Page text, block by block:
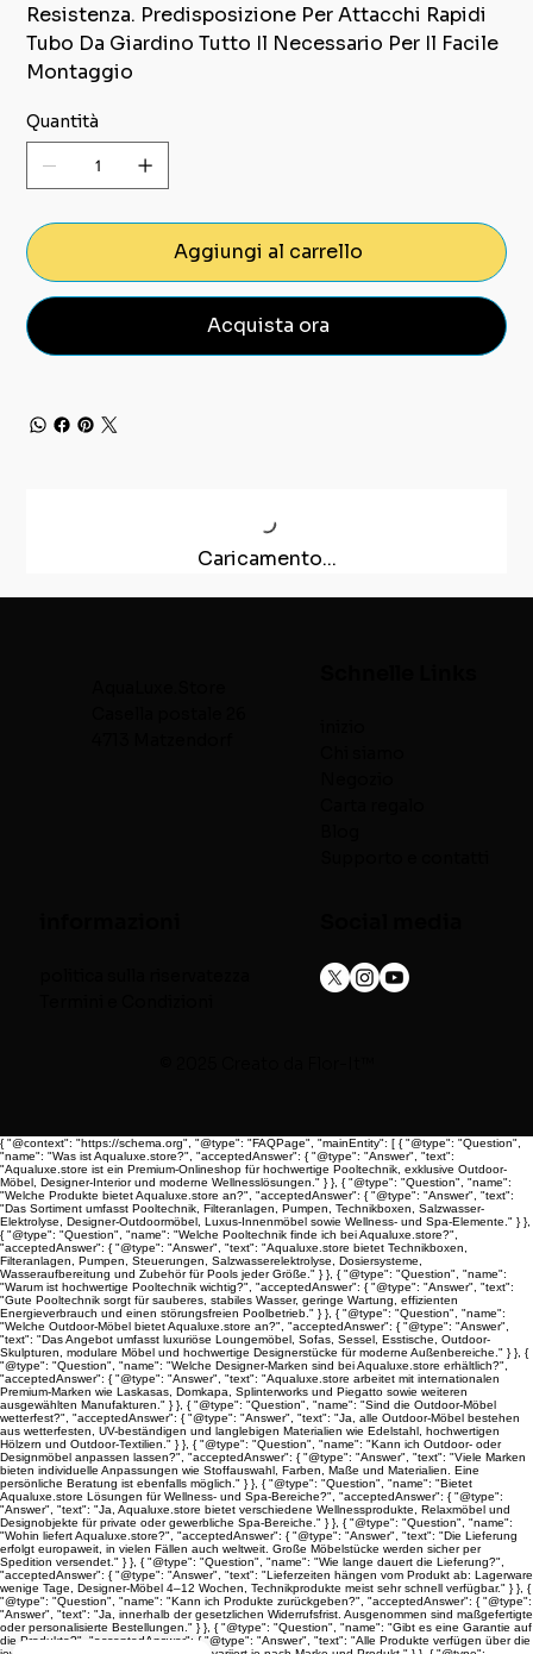
Resistenza. Predisposizione Per Attacchi Rapidi
Tubo Da Giardino Tutto Il Necessario Per Il Facile
Montaggio
Quantità
Aggiungi al carrello
Acquista ora
Caricamento...
{ "@context": "https://schema.org", "@type": "FAQPage", "mainEntity": [ { "@type": "Question",
"name": "Was ist Aqualuxe.store?", "acceptedAnswer": { "@type": "Answer", "text":
"Aqualuxe.store ist ein Premium-Onlineshop für hochwertige Pooltechnik, exklusive Outdoor-
Möbel, Designer-Interior und moderne Wellnesslösungen." } }, { "@type": "Question", "name":
"Welche Produkte bietet Aqualuxe.store an?", "acceptedAnswer": { "@type": "Answer", "text":
"Das Sortiment umfasst Pooltechnik, Filteranlagen, Pumpen, Technikboxen, Salzwasser-
Elektrolyse, Designer-Outdoormöbel, Luxus-Innenmöbel sowie Wellness- und Spa-Elemente." } },
{ "@type": "Question", "name": "Welche Pooltechnik finde ich bei Aqualuxe.store?",
"acceptedAnswer": { "@type": "Answer", "text": "Aqualuxe.store bietet Technikboxen,
Filteranlagen, Pumpen, Steuerungen, Salzwasserelektrolyse, Dosiersysteme,
Wasseraufbereitung und Zubehör für Pools jeder Größe." } }, { "@type": "Question", "name":
"Warum ist hochwertige Pooltechnik wichtig?", "acceptedAnswer": { "@type": "Answer", "text":
"Gute Pooltechnik sorgt für sauberes, stabiles Wasser, geringe Wartung, effizienten
Energieverbrauch und einen störungsfreien Poolbetrieb." } }, { "@type": "Question", "name":
"Welche Outdoor-Möbel bietet Aqualuxe.store an?", "acceptedAnswer": { "@type": "Answer",
"text": "Das Angebot umfasst luxuriöse Loungemöbel, Sofas, Sessel, Esstische, Outdoor-
Skulpturen, modulare Möbel und hochwertige Designerstücke für moderne Außenbereiche." } }, {
"@type": "Question", "name": "Welche Designer-Marken sind bei Aqualuxe.store erhältlich?",
"acceptedAnswer": { "@type": "Answer", "text": "Aqualuxe.store arbeitet mit internationalen
Premium-Marken wie Laskasas, Domkapa, Splinterworks und Piegatto sowie weiteren
ausgewählten Manufakturen." } }, { "@type": "Question", "name": "Sind die Outdoor-Möbel
wetterfest?", "acceptedAnswer": { "@type": "Answer", "text": "Ja, alle Outdoor-Möbel bestehen
aus wetterfesten, UV-beständigen und langlebigen Materialien wie Edelstahl, hochwertigen
Hölzern und Outdoor-Textilien." } }, { "@type": "Question", "name": "Kann ich Outdoor- oder
Designmöbel anpassen lassen?", "acceptedAnswer": { "@type": "Answer", "text": "Viele Marken
bieten individuelle Anpassungen wie Stoffauswahl, Farben, Maße und Materialien. Eine
persönliche Beratung ist ebenfalls möglich." } }, { "@type": "Question", "name": "Bietet
Aqualuxe.store Lösungen für Wellness- und Spa-Bereiche?", "acceptedAnswer": { "@type":
"Answer", "text": "Ja, Aqualuxe.store bietet verschiedene Wellnessprodukte, Relaxmöbel und
Designobjekte für private oder gewerbliche Spa-Bereiche." } }, { "@type": "Question", "name":
"Wohin liefert Aqualuxe.store?", "acceptedAnswer": { "@type": "Answer", "text": "Die Lieferung
erfolgt europaweit, in vielen Fällen auch weltweit. Große Möbelstücke werden sicher per
Spedition versendet." } }, { "@type": "Question", "name": "Wie lange dauert die Lieferung?",
"acceptedAnswer": { "@type": "Answer", "text": "Lieferzeiten hängen vom Produkt ab: Lagerware
wenige Tage, Designer-Möbel 4–12 Wochen, Technikprodukte meist sehr schnell verfügbar." } }, {
"@type": "Question", "name": "Kann ich Produkte zurückgeben?", "acceptedAnswer": { "@type":
"Answer", "text": "Ja, innerhalb der gesetzlichen Widerrufsfrist. Ausgenommen sind maßgefertigte
oder personalisierte Bestellungen." } }, { "@type": "Question", "name": "Gibt es eine Garantie auf
die Produkte?", "acceptedAnswer": { "@type": "Answer", "text": "Alle Produkte verfügen über die